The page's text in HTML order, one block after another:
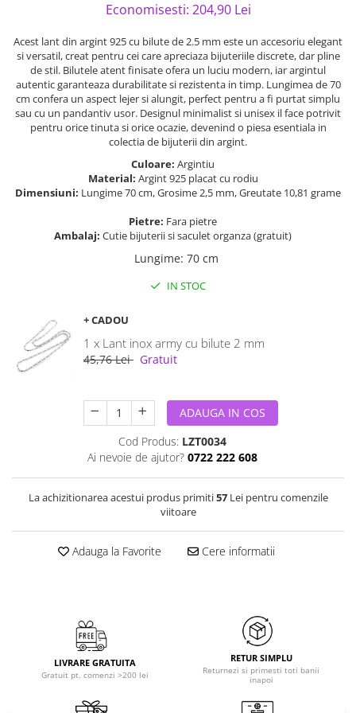
Economisesti: 204,90 Lei
Acest lant din argint 925 cu bilute de 2.5 mm este un accesoriu elegant
si versatil, creat pentru cei care apreciaza bijuteriile discrete, dar pline
de stil. Bilutele atent finisate ofera un luciu modern, iar argintul
autentic garanteaza durabilitate si rezistenta in timp. Lungimea de 70
cm confera un aspect lejer si alungit, perfect pentru a fi purtat simplu
sau cu un pandantiv usor. Designul minimalist si unisex il face potrivit
pentru orice tinuta si orice ocazie, devenind o piesa esentiala in
colectia de bijuterii din argint.
Culoare: Argintiu
Material: Argint 925 placat cu rodiu
Dimensiuni: Lungime 70 cm, Grosime 2,5 mm, Greutate 10,81 grame
Pietre: Fara pietre
Ambalaj: Cutie bijuterii si saculet organza (gratuit)
Lungime: 70 cm
IN STOC
+ CADOU
1 x Lant inox army cu bilute 2 mm
45,76 Lei Gratuit
ADAUGA IN COS
Cod Produs: LZT0034
Ai nevoie de ajutor? 0722 222 608
La achizitionarea acestui produs primiti57Lei pentru comenzile
viitoare
Adauga la Favorite Cere informatii
LIVRARE GRATUITA
Gratuit pt. comenzi >200 lei
RETUR SIMPLU
Returnezi si primesti toti banii
inapoi